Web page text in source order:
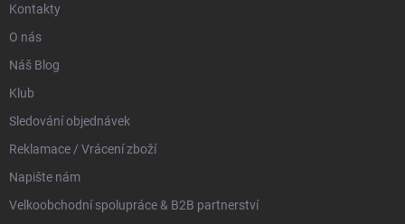
Kontakty
O nás
Náš Blog
Klub
Sledování objednávek
Reklamace / Vrácení zboží
Napište nám
Velkoobchodní spolupráce & B2B partnerství